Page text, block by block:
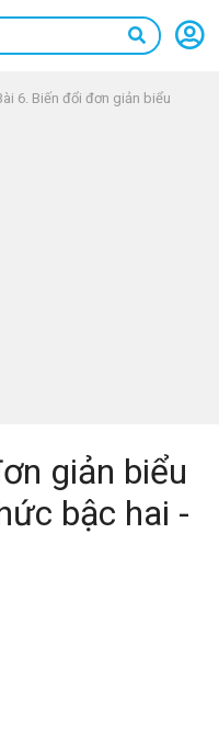
6. Biến đổi đơn giản biểu
giản biểu
bậc hai -